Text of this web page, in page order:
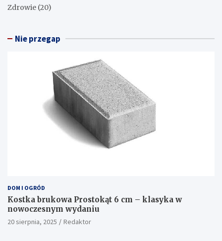
Zdrowie (20)
Nie przegap
DOM I OGRÓD
Kostka brukowa Prostokąt 6 cm – klasyka w
nowoczesnym wydaniu
20 sierpnia, 2025 Redaktor